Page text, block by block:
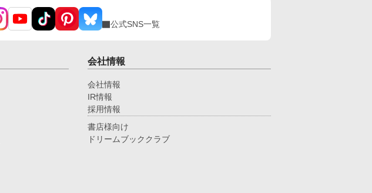
公式SNS一覧
会社情報
会社情報
IR情報
採用情報
書店様向け
ドリームブッククラブ